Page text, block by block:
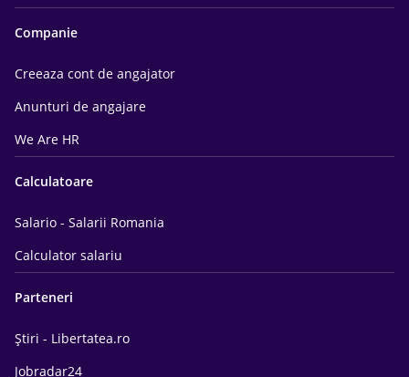
Companie
Creeaza cont de angajator
Anunturi de angajare
We Are HR
Calculatoare
Salario - Salarii Romania
Calculator salariu
Parteneri
Știri - Libertatea.ro
Jobradar24